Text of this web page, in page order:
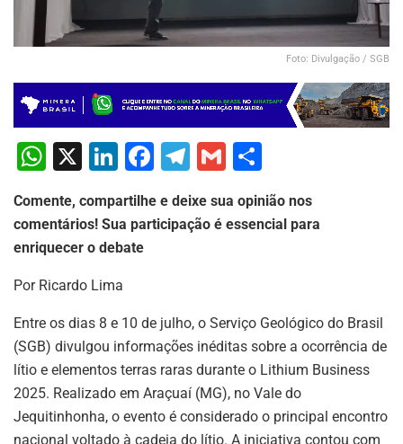
Foto: Divulgação / SGB
W
at
s
A
p
p
X
Li
k
e
n
F
c
o
k
T
el
e
gr
G
ai
h
ar
Comente, compartilhe e deixe sua opinião nos
comentários! Sua participação é essencial para
enriquecer o debate
Por Ricardo Lima
Entre os dias 8 e 10 de julho, o Serviço Geológico do Brasil
(SGB) divulgou informações inéditas sobre a ocorrência de
lítio e elementos terras raras durante o Lithium Business
2025. Realizado em Araçuaí (MG), no Vale do
Jequitinhonha, o evento é considerado o principal encontro
nacional voltado à cadeia do lítio. A iniciativa contou com